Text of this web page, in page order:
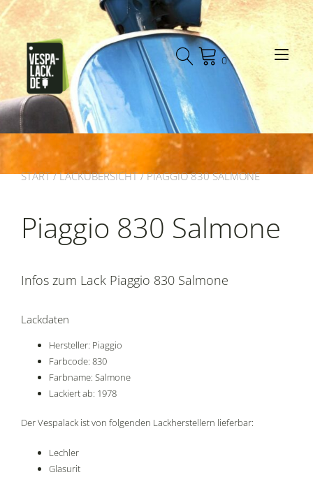
Zum
Inhalt
springen
0
START/LACKÜBERSICHT/ PIAGGIO 830 SALMONE
Piaggio 830 Salmone
Infos zum Lack Piaggio 830 Salmone
Lackdaten
Hersteller: Piaggio
Farbcode: 830
Farbname: Salmone
Lackiert ab: 1978
Der Vespalack ist von folgenden Lackherstellern lieferbar:
Lechler
Glasurit